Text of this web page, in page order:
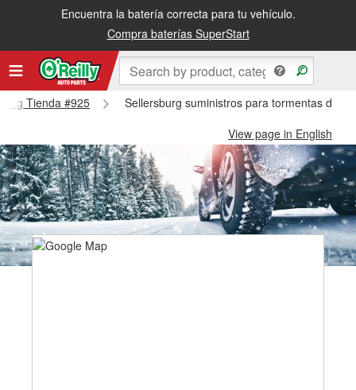
Encuentra la batería correcta para tu vehículo.
Compra baterías SuperStart
Tienda #925
Sellersburg suministros para tormentas de
View page in English